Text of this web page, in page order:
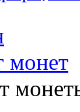
монет